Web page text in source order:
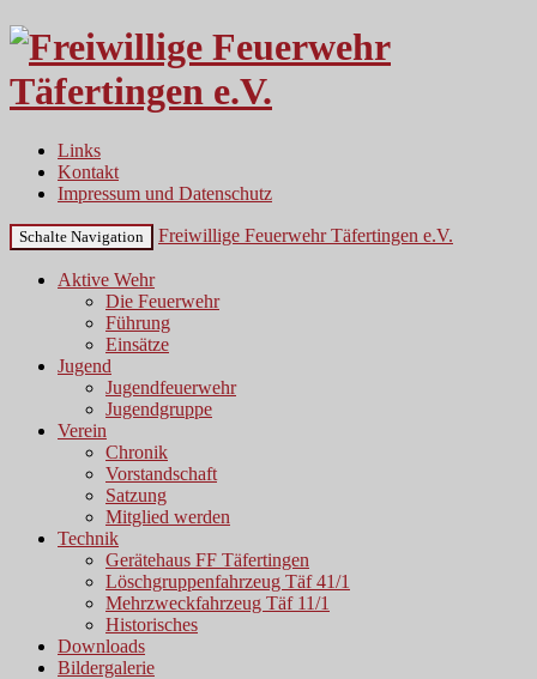
Links
Kontakt
Impressum und Datenschutz
Schalte Navigation Freiwillige Feuerwehr Täfertingen e.V.
Aktive Wehr
Die Feuerwehr
Führung
Einsätze
Jugend
Jugendfeuerwehr
Jugendgruppe
Verein
Chronik
Vorstandschaft
Satzung
Mitglied werden
Technik
Gerätehaus FF Täfertingen
Löschgruppenfahrzeug Täf 41/1
Mehrzweckfahrzeug Täf 11/1
Historisches
Downloads
Bildergalerie